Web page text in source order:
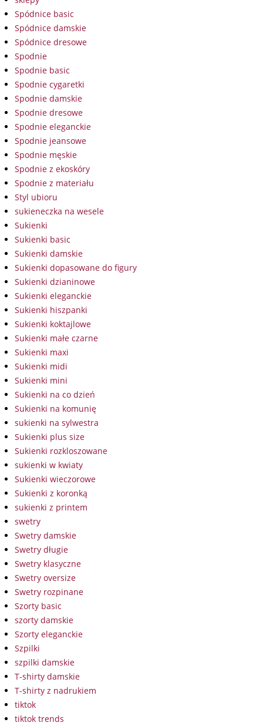
Spódnice basic
Spódnice damskie
Spódnice dresowe
Spodnie
Spodnie basic
Spodnie cygaretki
Spodnie damskie
Spodnie dresowe
Spodnie eleganckie
Spodnie jeansowe
Spodnie męskie
Spodnie z ekoskóry
Spodnie z materiału
Styl ubioru
sukieneczka na wesele
Sukienki
Sukienki basic
Sukienki damskie
Sukienki dopasowane do figury
Sukienki dzianinowe
Sukienki eleganckie
Sukienki hiszpanki
Sukienki koktajlowe
Sukienki małe czarne
Sukienki maxi
Sukienki midi
Sukienki mini
Sukienki na co dzień
Sukienki na komunię
sukienki na sylwestra
Sukienki plus size
Sukienki rozkloszowane
sukienki w kwiaty
Sukienki wieczorowe
Sukienki z koronką
sukienki z printem
swetry
Swetry damskie
Swetry długie
Swetry klasyczne
Swetry oversize
Swetry rozpinane
Szorty basic
szorty damskie
Szorty eleganckie
Szpilki
szpilki damskie
T-shirty damskie
T-shirty z nadrukiem
tiktok
tiktok trends